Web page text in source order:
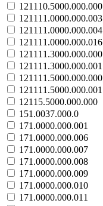
121110.5000.000.000
121111.0000.000.003
121111.0000.000.004
121111.0000.000.016
121111.3000.000.000
121111.3000.000.001
121111.5000.000.000
121111.5000.000.001
12115.5000.000.000
151.0037.000.0
171.0000.000.001
171.0000.000.006
171.0000.000.007
171.0000.000.008
171.0000.000.009
171.0000.000.010
171.0000.000.011